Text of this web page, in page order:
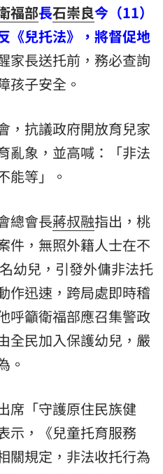
福部長石崇良今（11）
《兒托法》，將督促地
家長送托前，務必查詢
孩子安全。
，抗議政府開放育兒家
亂象，並高喊：「非法
能等」。
總會長蔣叔融指出， 桃
件，無照外籍人士在不
幼兒，引發外傭非法托
作迅速，跨局處即時稽
呼籲衛福部應召集警政
全民加入保護幼兒，嚴
。
席「守護原住民族健
示，《兒童托育服務
關規定，非法收托行為